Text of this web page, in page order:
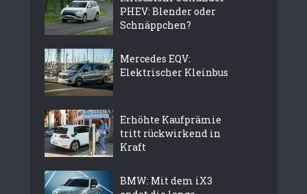
PHEV: Blender oder
Schnäppchen?
Mercedes EQV:
Elektrischer Kleinbus
Erhöhte Kaufprämie
tritt rückwirkend in
Kraft
BMW: Mit dem iX3